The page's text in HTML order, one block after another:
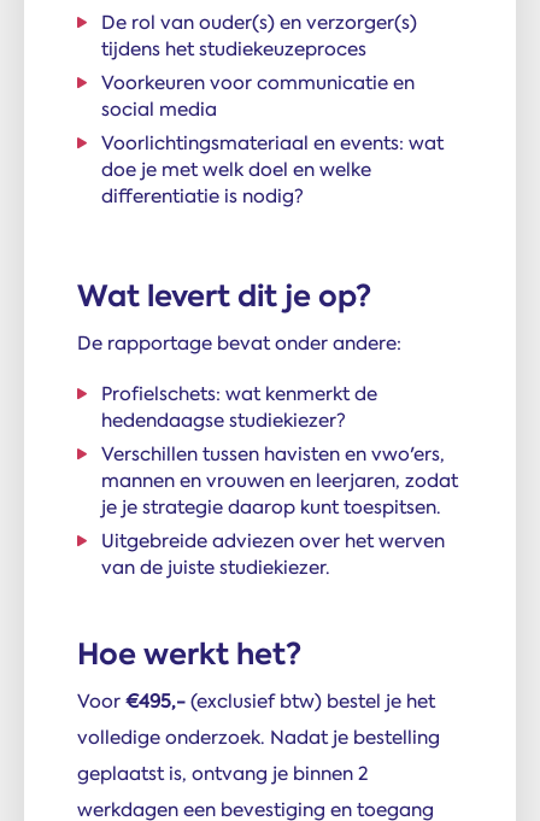
De rol van ouder(s) en verzorger(s)
tijdens het studiekeuzeproces
Voorkeuren voor communicatie en
social media
Voorlichtingsmateriaal en events: wat
doe je met welk doel en welke
differentiatie is nodig?
Wat levert dit je op?
De rapportage bevat onder andere:
Profielschets: wat kenmerkt de
hedendaagse studiekiezer?
Verschillen tussen havisten en vwo'ers,
mannen en vrouwen en leerjaren, zodat
je je strategie daarop kunt toespitsen.
Uitgebreide adviezen over het werven
van de juiste studiekiezer.
Hoe werkt het?
Voor€495,-(exclusief btw) bestel je het
volledige onderzoek. Nadat je bestelling
geplaatst is, ontvang je binnen 2
werkdagen een bevestiging en toegang